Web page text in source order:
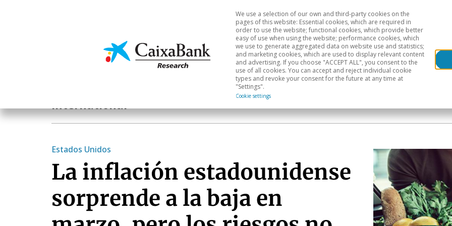
Economics & Markets Sectoral analysis Geographical areas
We use a selection of our own and third-party cookies on the
pages of this website: Essential cookies, which are required in
order to use the website; functional cookies, which provide better
easy of use when using the website; performance cookies, which
we use to generate aggregated data on website use and statistics;
and marketing cookies, which are used to display relevant content
and advertising. If you choose "ACCEPT ALL", you consent to the
use of all cookies. You can accept and reject individual cookie
types and revoke your consent for the future at any time at
"Settings".
Cookie settings
International
Estados Unidos
La inflación estadounidense
sorprende a la baja en